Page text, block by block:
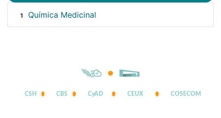
1 Química Medicinal
CSH CBS CyAD CEUX COSECOM